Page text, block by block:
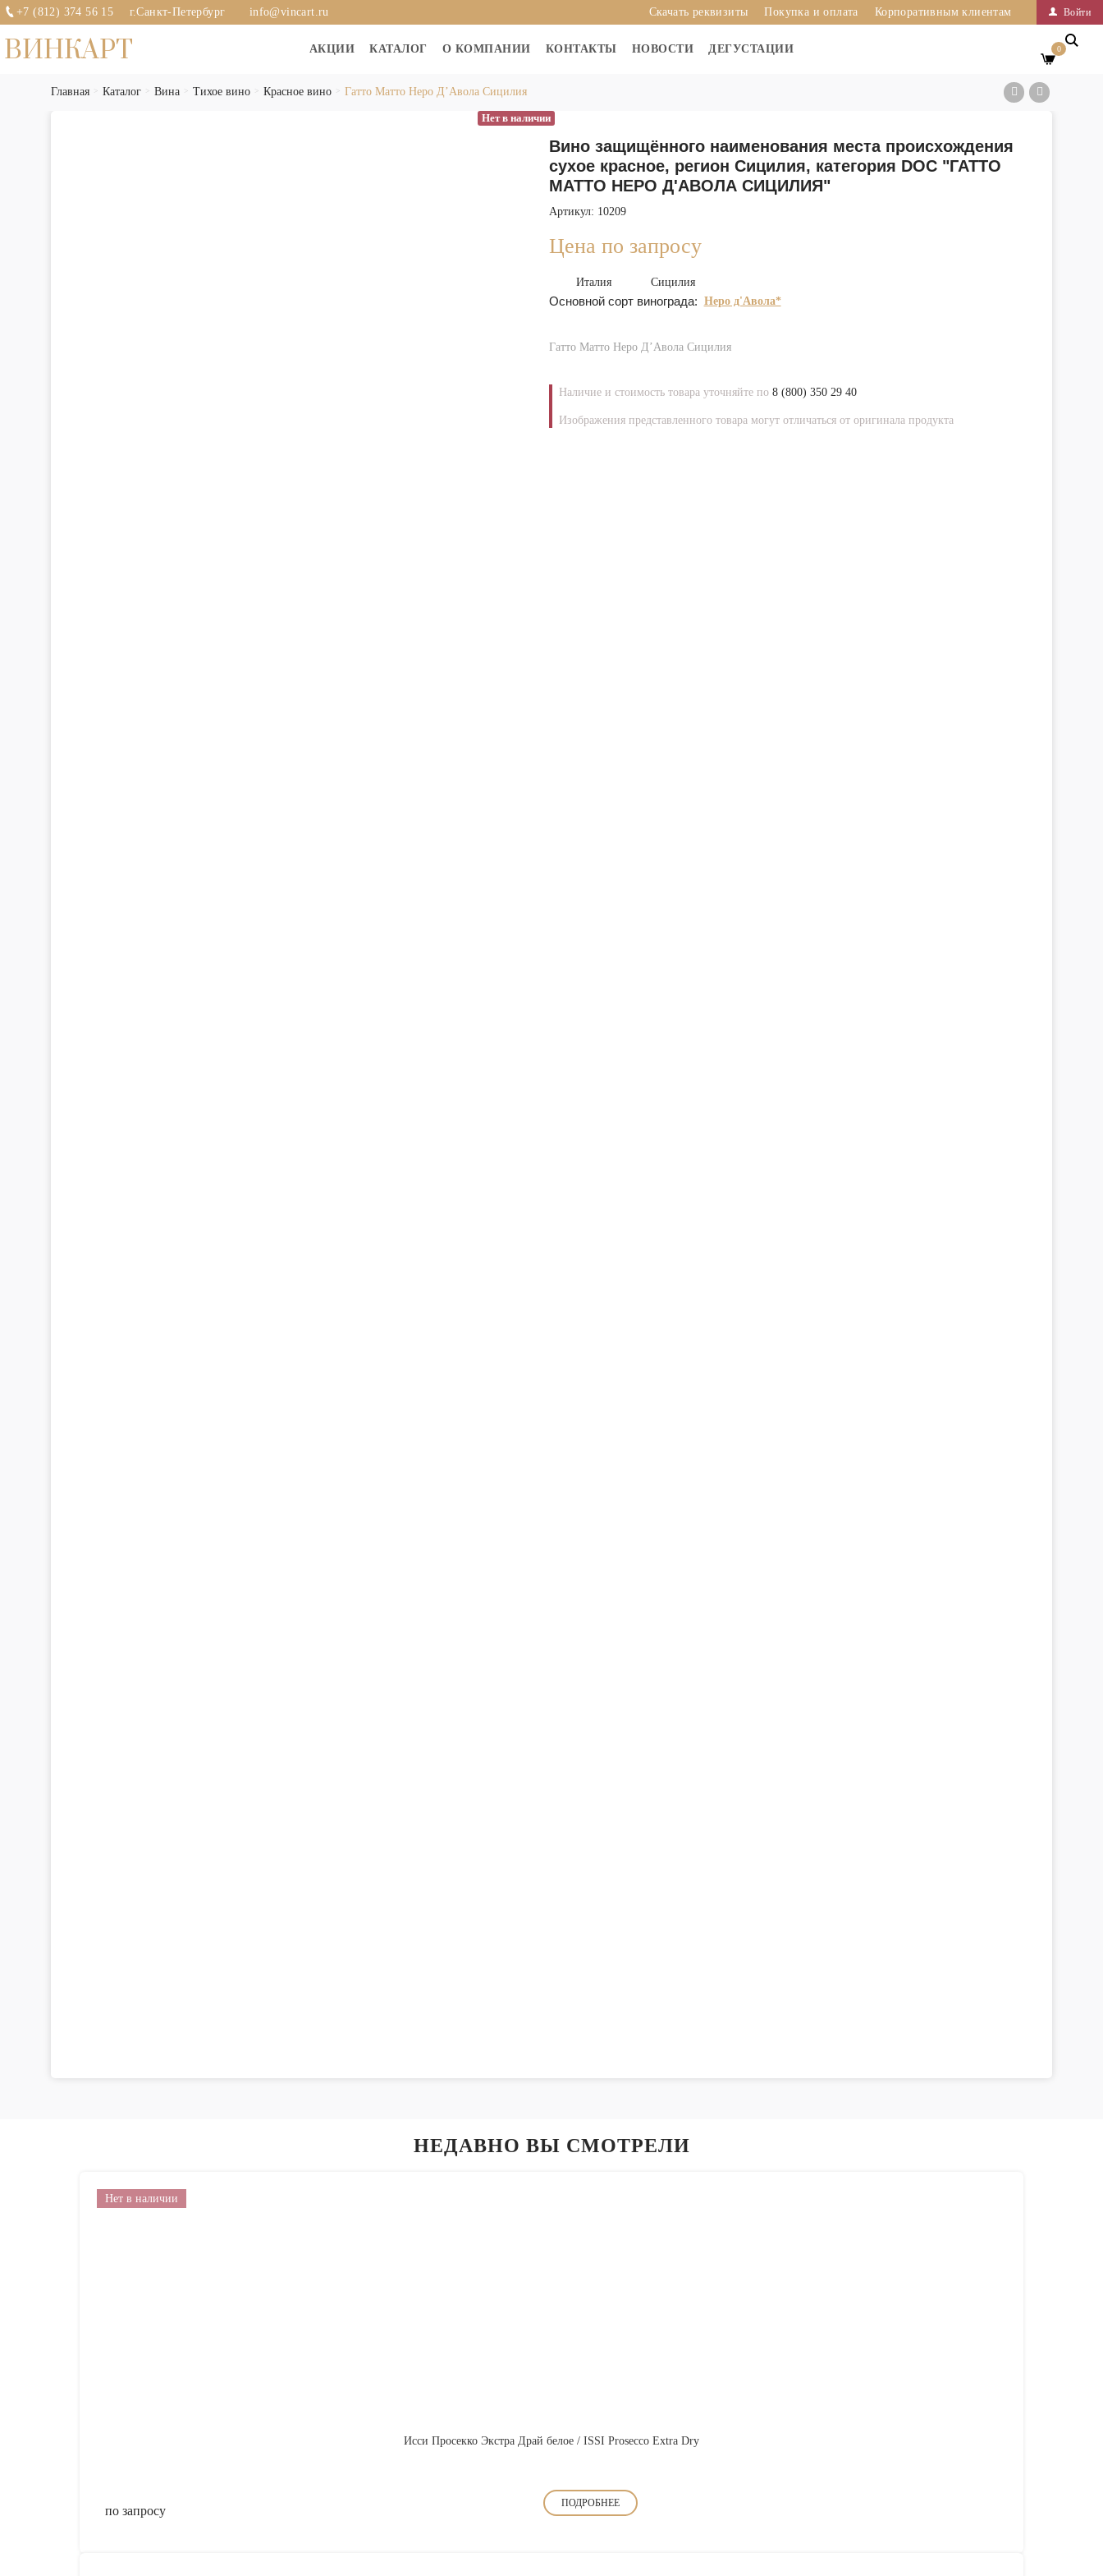
+7 (812) 374 56 15 г.Санкт-Петербург info@vincart.ru Войти
Скачать реквизиты Покупка и оплата Корпоративным клиентам
ВИНКАРТ АКЦИИ КАТАЛОГ О КОМПАНИИ КОНТАКТЫ НОВОСТИ ДЕГУСТАЦИИ 0
Главная Каталог Вина Тихое вино Красное вино Гатто Матто Неро Д’Авола Сицилия
Нет в наличии
Вино защищённого наименования места происхождения
сухое красное, регион Сицилия, категория DOC "ГАТТО
МАТТО НЕРО Д'АВОЛА СИЦИЛИЯ"
Артикул: 10209
Цена по запросу
Италия Сицилия
Основной сорт винограда: Неро д'Авола*
Гатто Матто Неро Д’Авола Сицилия
Наличие и стоимость товара уточняйте по 8 (800) 350 29 40
Изображения представленного товара могут отличаться от оригинала продукта
НЕДАВНО ВЫ СМОТРЕЛИ
Нет в наличии
Исси Просекко Экстра Драй белое / ISSI Prosecco Extra Dry
по запросу
ПОДРОБНЕЕ